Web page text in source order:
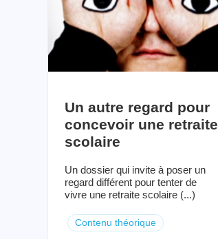
Un autre regard pour
concevoir une retraite
scolaire
Un dossier qui invite à poser un
regard différent pour tenter de
vivre une retraite scolaire (...)
Contenu théorique